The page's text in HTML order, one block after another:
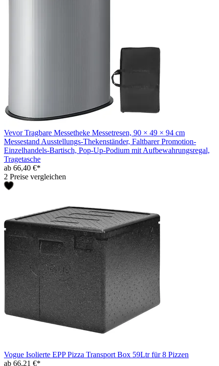
Vevor Tragbare Messetheke Messetresen, 90 × 49 × 94 cm
Messestand Ausstellungs-Thekenständer, Faltbarer Promotion-
Einzelhandels-Bartisch, Pop-Up-Podium mit Aufbewahrungsregal,
Tragetasche
ab 66,40 €*
2 Preise vergleichen
Vogue Isolierte EPP Pizza Transport Box 59Ltr für 8 Pizzen
ab 66,21 €*